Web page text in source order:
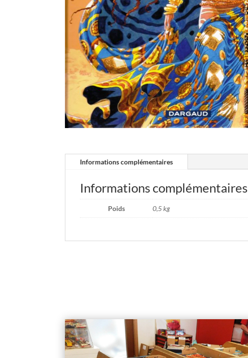
Informations complémentaires
Informations complémentaires
Poids 0,5 kg